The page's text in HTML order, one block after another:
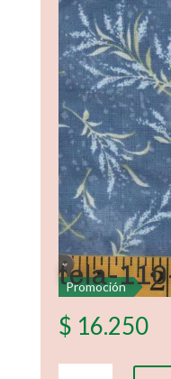
Promoción
tela-
$ 16.250